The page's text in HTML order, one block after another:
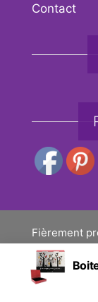
Contact
Fièrement
Social media &